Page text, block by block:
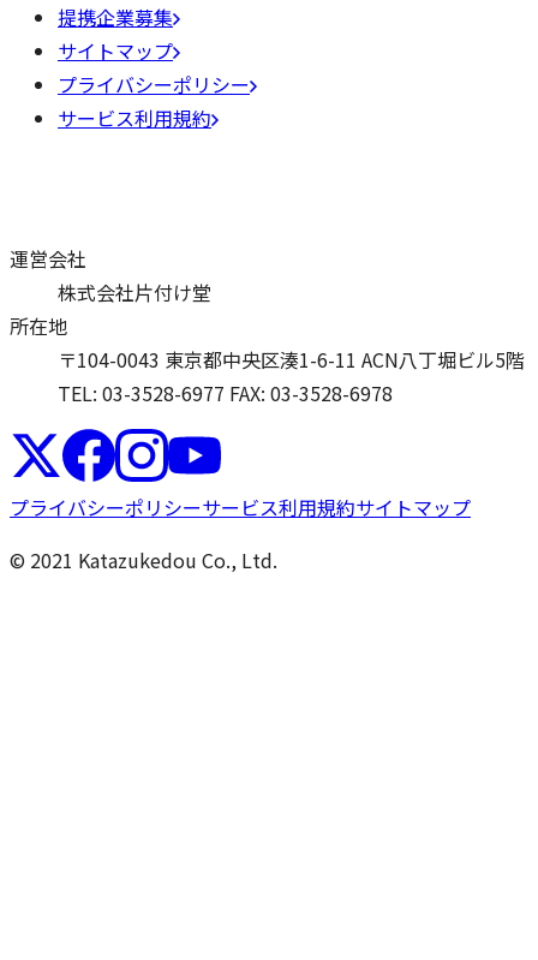
提携企業募集
サイトマップ
プライバシーポリシー
サービス利用規約
運営会社
株式会社片付け堂
所在地
〒104-0043 東京都中央区湊1-6-11 ACN八丁堀ビル5階
TEL: 03-3528-6977 FAX: 03-3528-6978
プライバシーポリシーサービス利用規約サイトマップ
© 2021 Katazukedou Co., Ltd.